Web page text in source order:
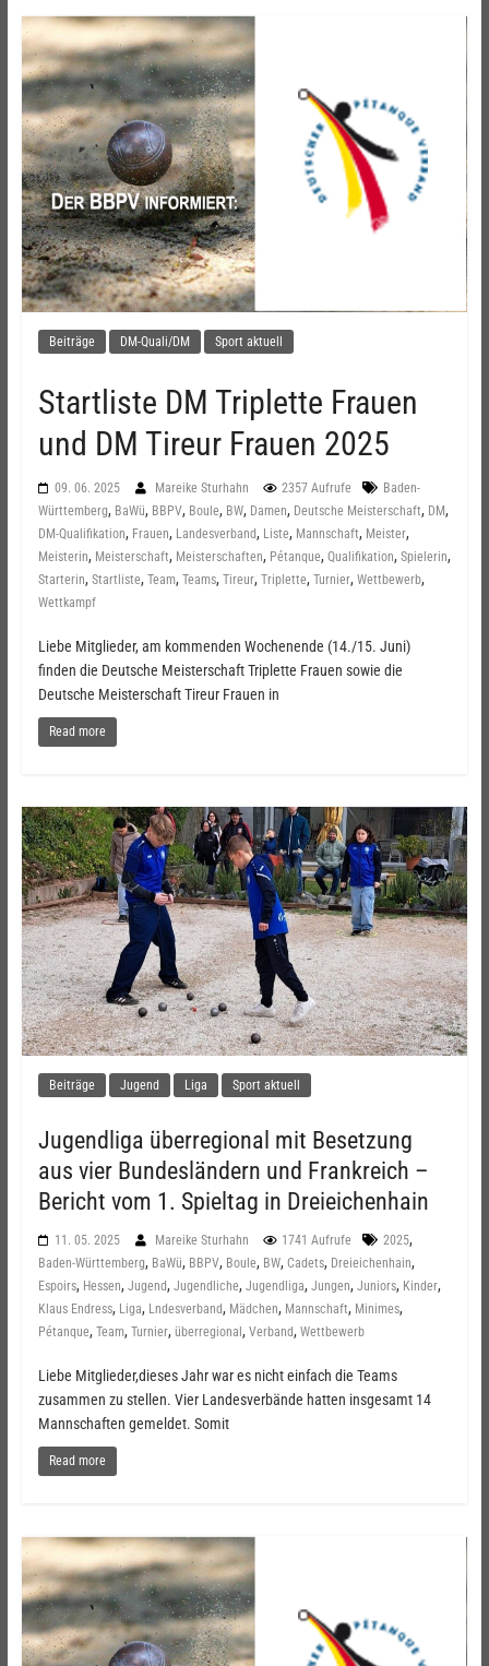
Beiträge DM-Quali/DM Sport aktuell
Startliste DM Triplette Frauen
und DM Tireur Frauen 2025
09. 06. 2025 Mareike Sturhahn 2357 Aufrufe
Baden-
Württemberg, BaWü, BBPV, Boule, BW, Damen, Deutsche Meisterschaft, DM,
DM-Qualifikation, Frauen, Landesverband, Liste, Mannschaft, Meister,
Meisterin, Meisterschaft, Meisterschaften, Pétanque, Qualifikation, Spielerin,
Starterin, Startliste, Team, Teams, Tireur, Triplette, Turnier, Wettbewerb,
Wettkampf
Liebe Mitglieder, am kommenden Wochenende (14./15. Juni)
finden die Deutsche Meisterschaft Triplette Frauen sowie die
Deutsche Meisterschaft Tireur Frauen in
Read more
Beiträge Jugend Liga Sport aktuell
Jugendliga überregional mit Besetzung
aus vier Bundesländern und Frankreich –
Bericht vom 1. Spieltag in Dreieichenhain
11. 05. 2025 Mareike Sturhahn 1741 Aufrufe 2025,
Baden-Württemberg, BaWü, BBPV, Boule, BW, Cadets, Dreieichenhain,
Espoirs, Hessen, Jugend, Jugendliche, Jugendliga, Jungen, Juniors, Kinder,
Klaus Endress, Liga, Lndesverband, Mädchen, Mannschaft, Minimes,
Pétanque, Team, Turnier, überregional, Verband, Wettbewerb
Liebe Mitglieder,dieses Jahr war es nicht einfach die Teams
zusammen zu stellen. Vier Landesverbände hatten insgesamt 14
Mannschaften gemeldet. Somit
Read more